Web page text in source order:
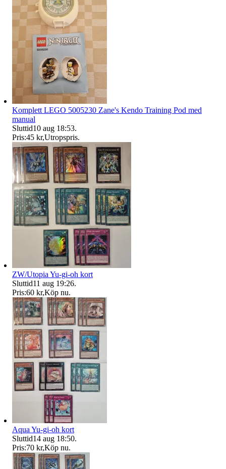
Komplett LEGO 5005230 Zane's Kendo Training Pod med
manual
Sluttid10 aug 18:53.
Pris:45 kr,Utropspris.
ZW/Utopia Yu-gi-oh kort
Sluttid11 aug 19:26.
Pris:60 kr,Köp nu.
Aqua Yu-gi-oh kort
Sluttid14 aug 18:50.
Pris:70 kr,Köp nu.